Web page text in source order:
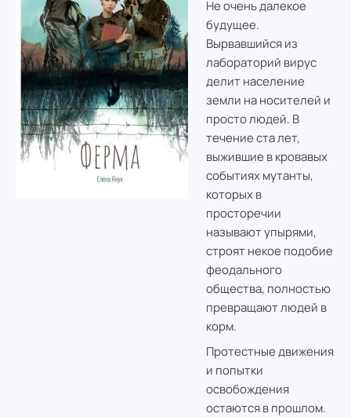
Не очень далекое
будущее.
Вырвавшийся из
лабораторий вирус
делит население
земли на носителей и
просто людей. В
течение ста лет,
выжившие в кровавых
событиях мутанты,
которых в
просторечии
называют упырями,
строят некое подобие
феодального
общества, полностью
превращают людей в
корм.
Протестные движения
и попытки
освобождения
остаются в прошлом.